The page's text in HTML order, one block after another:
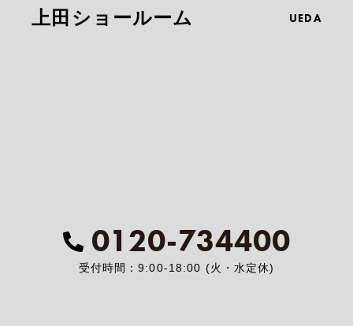
上田ショールーム UEDA
0120-734400
受付時間：9:00-18:00 (火・水定休)